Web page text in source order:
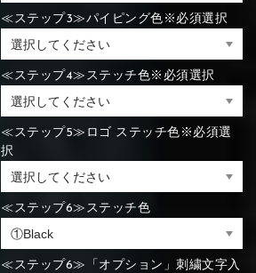
⑰Silver
⑳Purple ㉑Violet
⑰Silver
⑳Purple ㉑Violet
≪ステップ3≫パイピング色※必須選択
≪ステップ4≫ステッチ色※必須選択
≪ステップ5≫ロゴ ステッチ色※必須選
択
≪ステップ6≫ステッチ色
≪ステップ6≫「オプション」刺繍文字入